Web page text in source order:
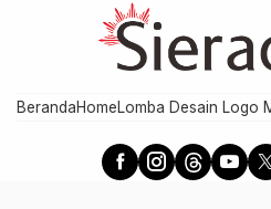
BerandaHomeLomba Desain Logo